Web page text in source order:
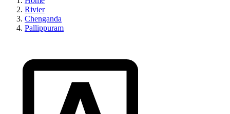
Rivier
Chenganda
Pallippuram